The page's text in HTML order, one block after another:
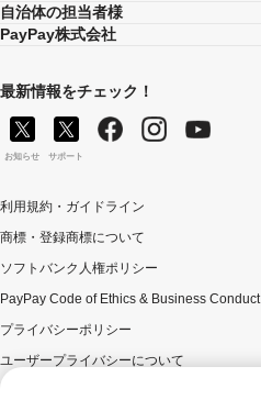
自治体の担当者様
PayPay株式会社
最新情報をチェック！
お知らせ サポート
利用規約・ガイドライン
商標・登録商標について
ソフトバンク人権ポリシー
PayPay Code of Ethics & Business Conduct
プライバシーポリシー
ユーザープライバシーについて